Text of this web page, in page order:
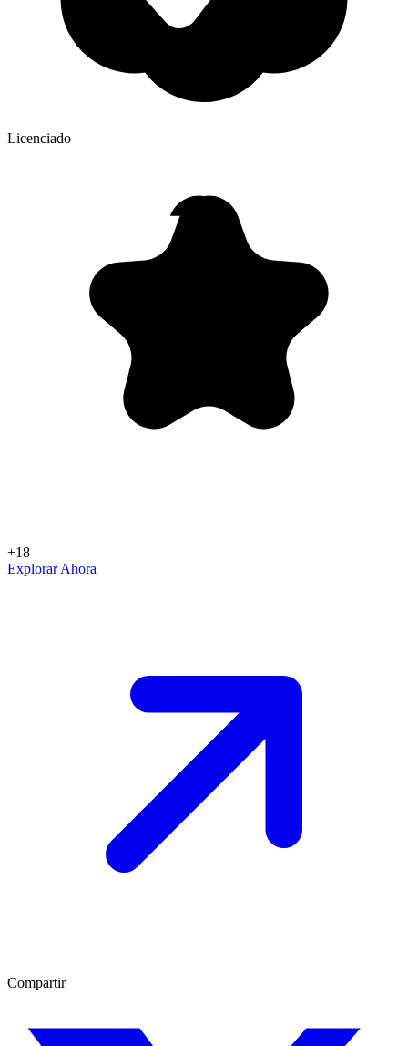
Licenciado
+18
Explorar Ahora
Compartir